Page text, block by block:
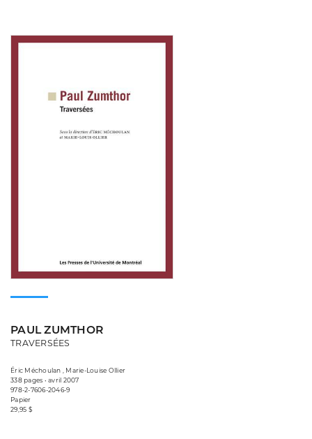
PAUL ZUMTHOR
TRAVERSÉES
Éric Méchoulan , Marie-Louise Ollier
338 pages • avril 2007
978-2-7606-2046-9
Papier
29,95 $